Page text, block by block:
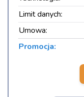
Limit danych:
Umowa:
Promocja: